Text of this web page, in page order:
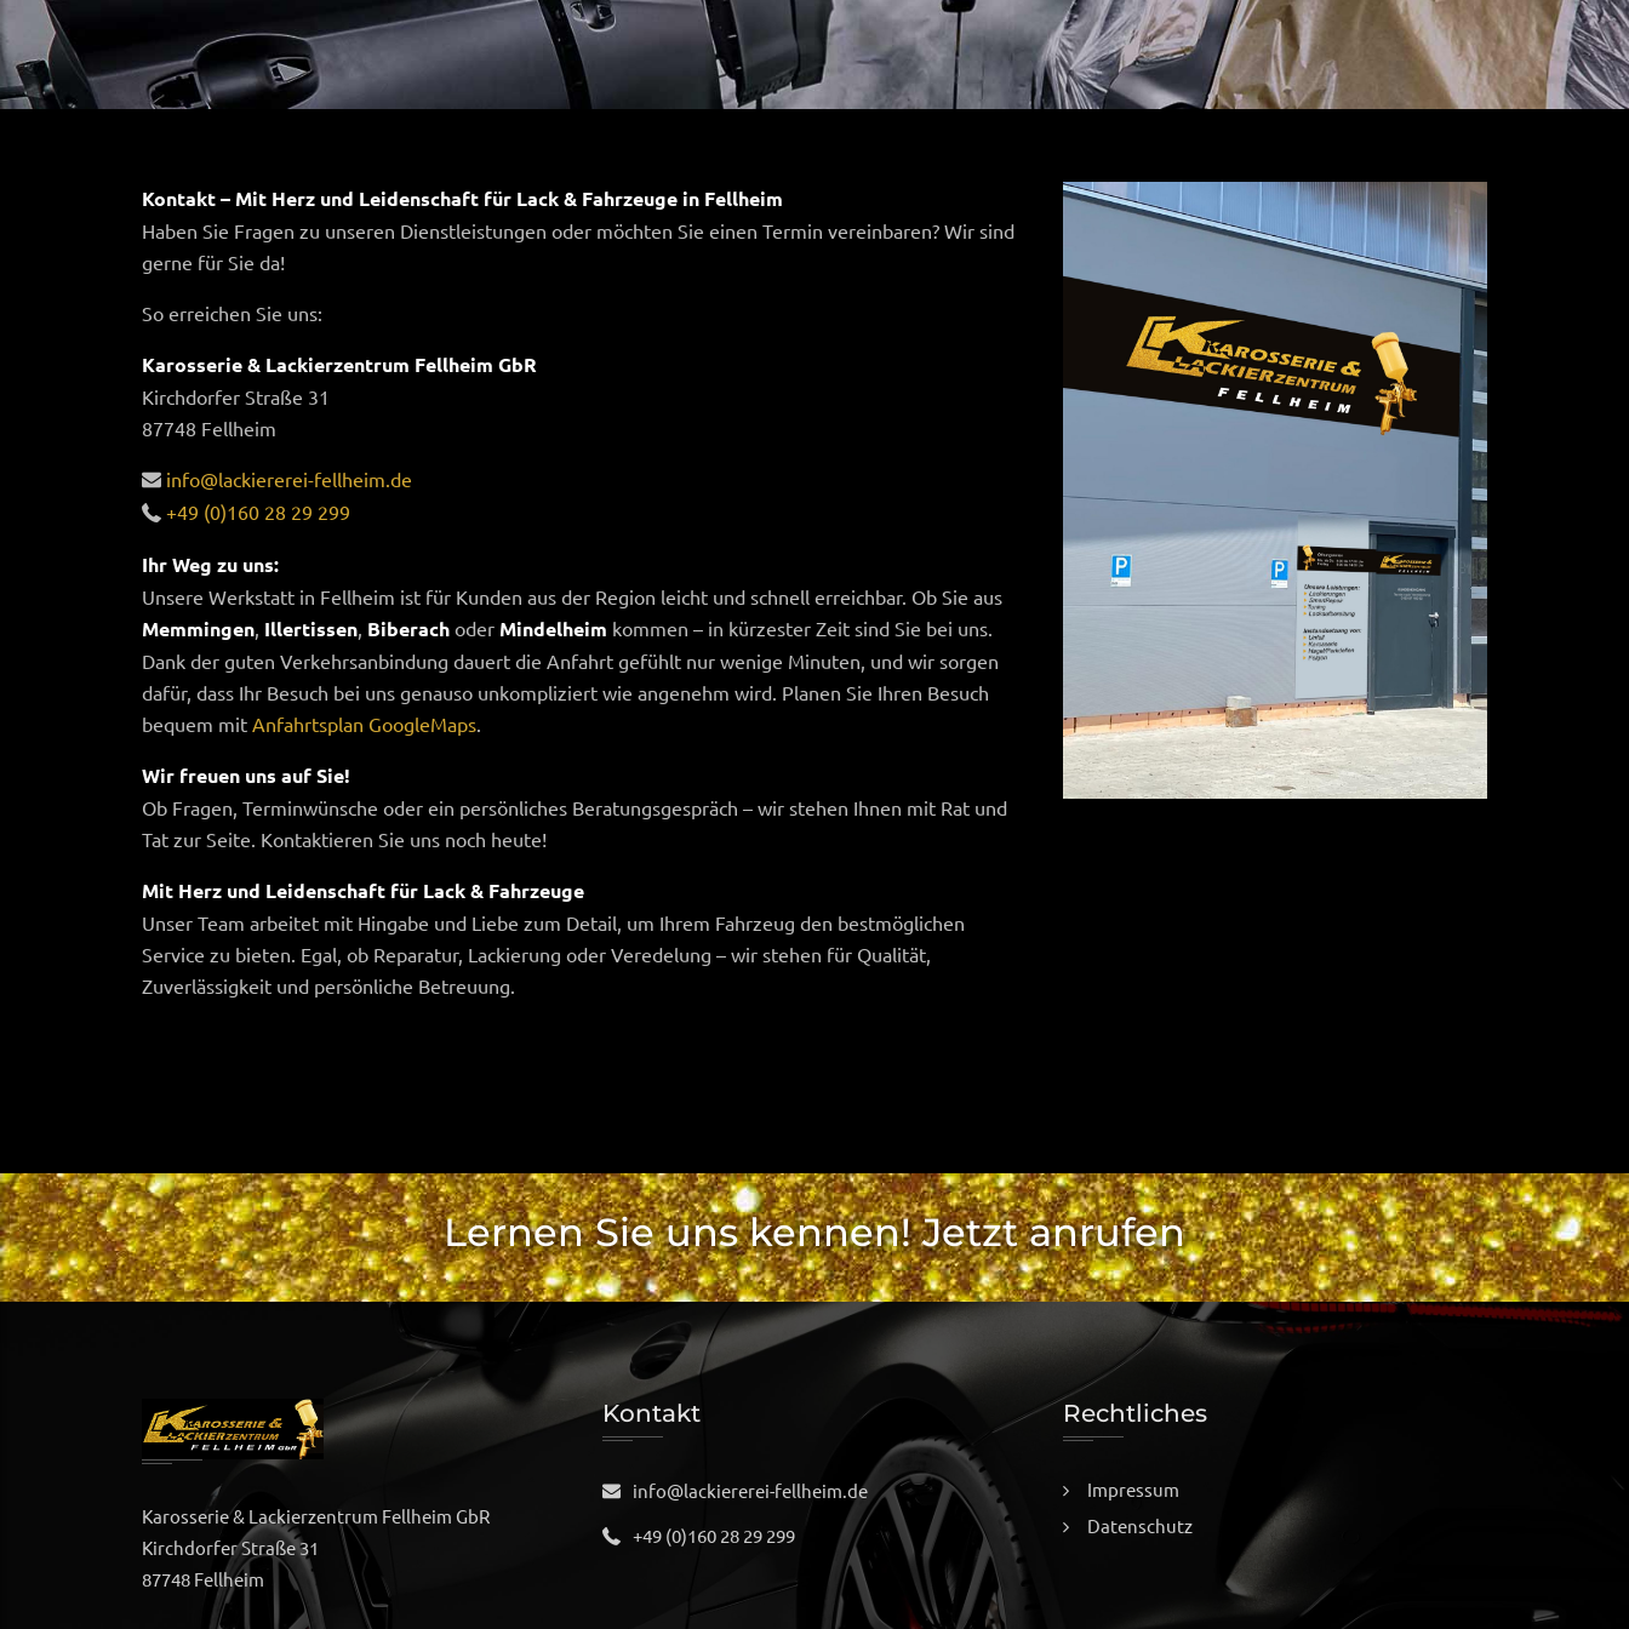
Kontakt – Mit Herz und Leidenschaft für Lack & Fahrzeuge in Fellheim
Haben Sie Fragen zu unseren Dienstleistungen oder möchten Sie einen Termin vereinbaren? Wir sind
gerne für Sie da!
So erreichen Sie uns:
Karosserie & Lackierzentrum Fellheim GbR
Kirchdorfer Straße 31
87748 Fellheim
info@lackiererei-fellheim.de
+49 (0)160 28 29 299
Ihr Weg zu uns:
Unsere Werkstatt in Fellheim ist für Kunden aus der Region leicht und schnell erreichbar. Ob Sie aus
Memmingen, Illertissen, Biberach oder Mindelheim kommen – in kürzester Zeit sind Sie bei uns.
Dank der guten Verkehrsanbindung dauert die Anfahrt gefühlt nur wenige Minuten, und wir sorgen
dafür, dass Ihr Besuch bei uns genauso unkompliziert wie angenehm wird. Planen Sie Ihren Besuch
bequem mit Anfahrtsplan GoogleMaps.
Wir freuen uns auf Sie!
Ob Fragen, Terminwünsche oder ein persönliches Beratungsgespräch – wir stehen Ihnen mit Rat und
Tat zur Seite. Kontaktieren Sie uns noch heute!
Mit Herz und Leidenschaft für Lack & Fahrzeuge
Unser Team arbeitet mit Hingabe und Liebe zum Detail, um Ihrem Fahrzeug den bestmöglichen
Service zu bieten. Egal, ob Reparatur, Lackierung oder Veredelung – wir stehen für Qualität,
Zuverlässigkeit und persönliche Betreuung.
Lernen Sie uns kennen! Jetzt anrufen
Karosserie & Lackierzentrum Fellheim GbR
Kirchdorfer Straße 31
87748 Fellheim
Kontakt
info@lackiererei-fellheim.de
+49 (0)160 28 29 299
Rechtliches
Impressum
Datenschutz